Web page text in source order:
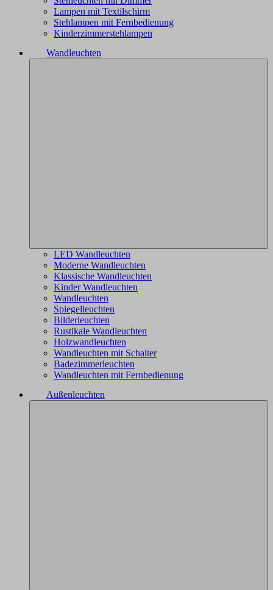
Lampen mit Textilschirm
Stehlampen mit Fernbedienung
Kinderzimmerstehlampen
Wandleuchten
LED Wandleuchten
Moderne Wandleuchten
Klassische Wandleuchten
Kinder Wandleuchten
Wandleuchten
Spiegelleuchten
Bilderleuchten
Rustikale Wandleuchten
Holzwandleuchten
Wandleuchten mit Schalter
Badezimmerleuchten
Wandleuchten mit Fernbedienung
Außenleuchten